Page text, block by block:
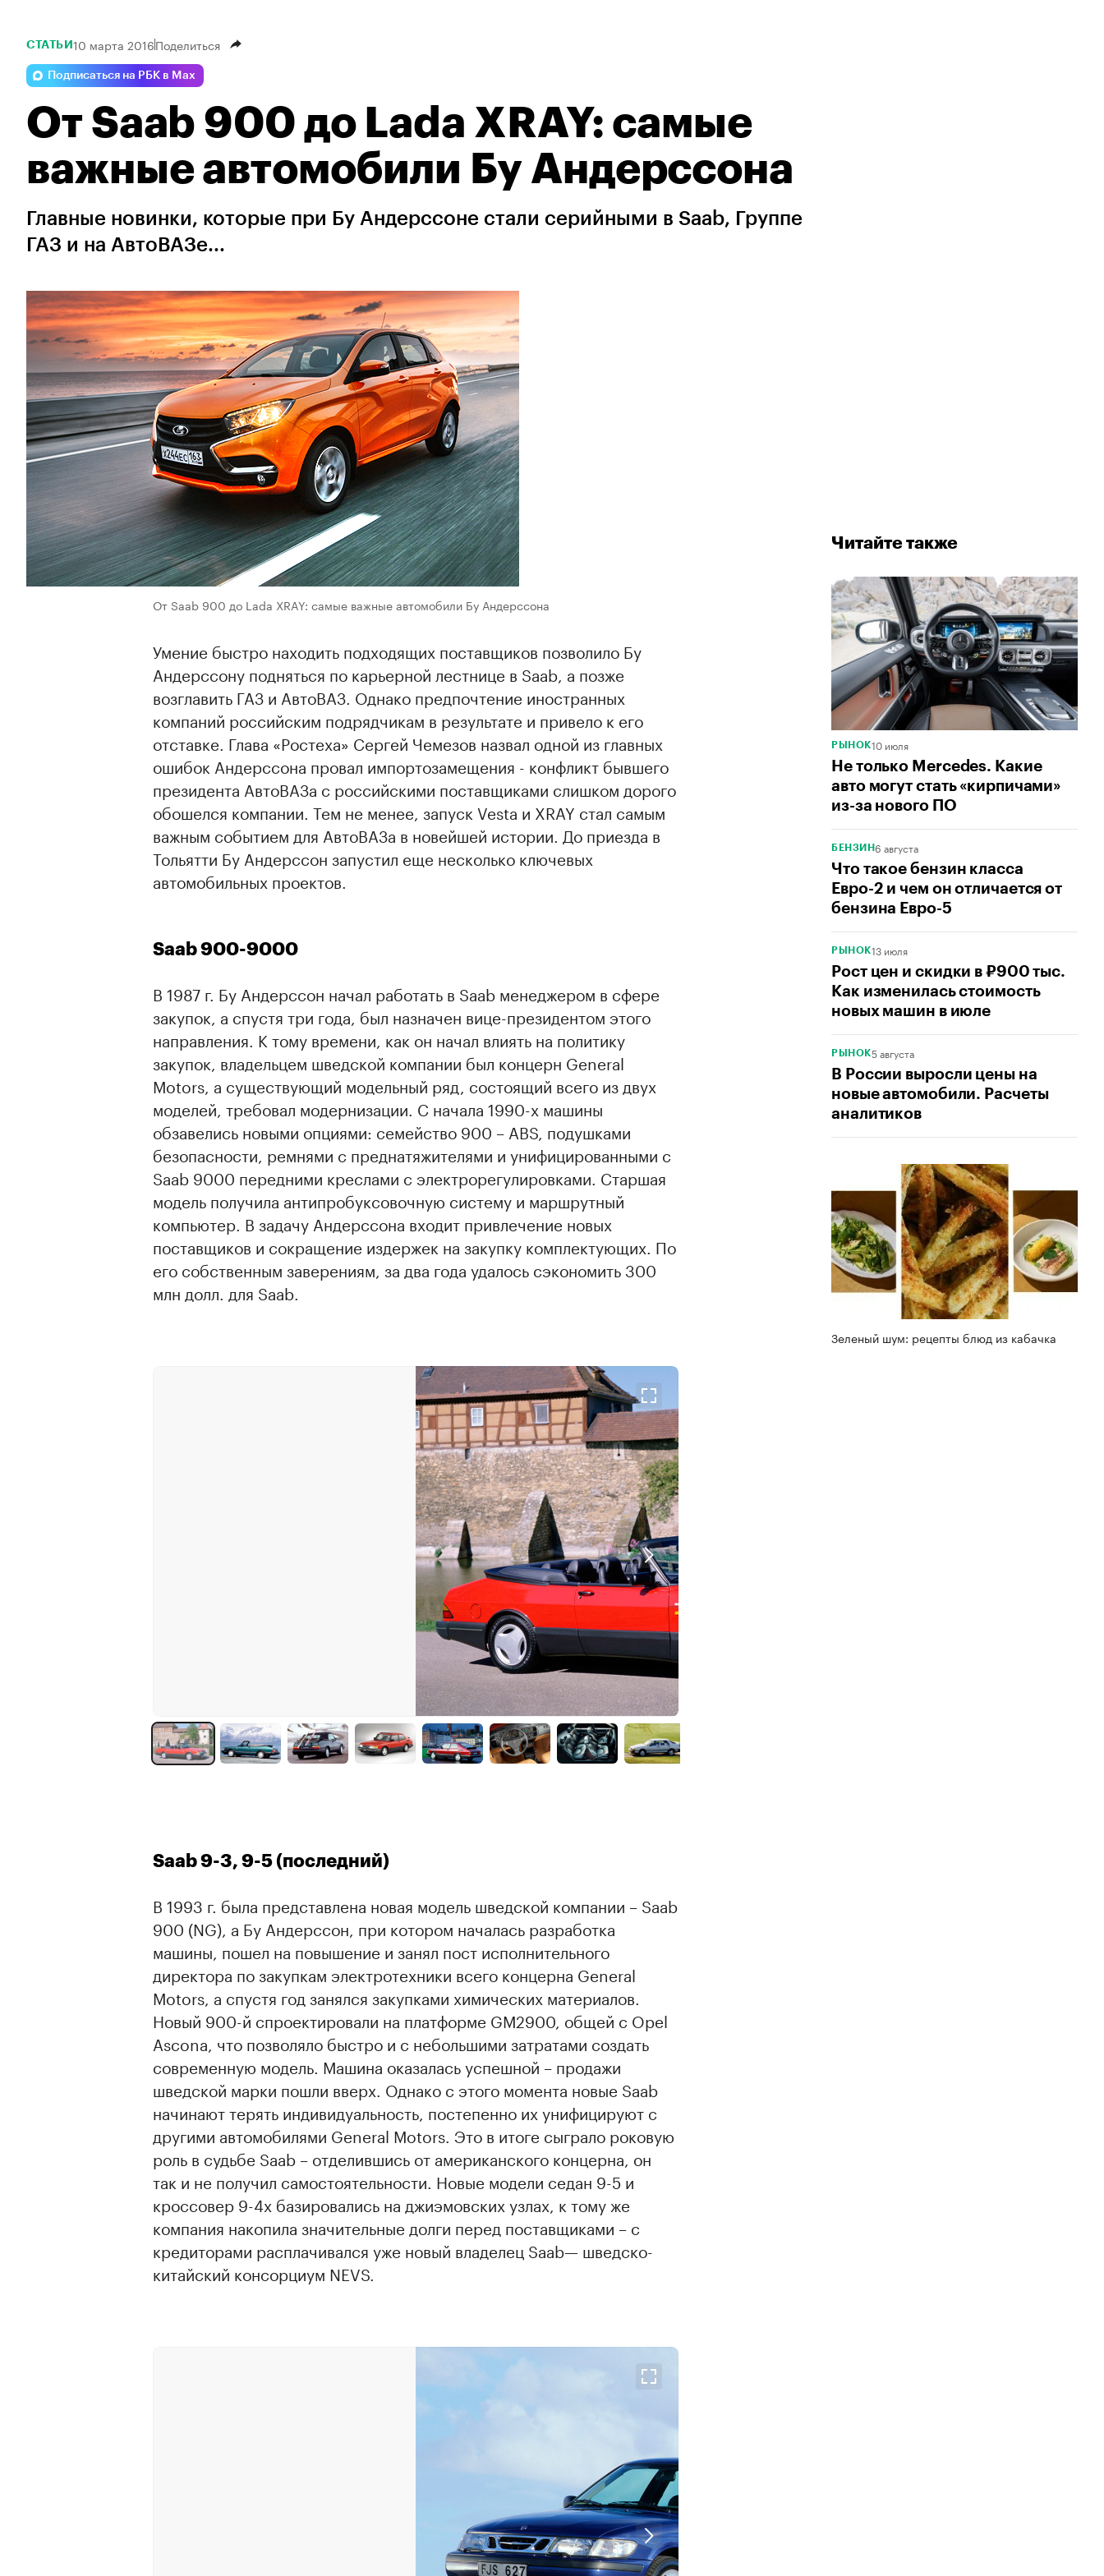
Читайте также
РЫНОК10 июля
Не только Mercedes. Какие
авто могут стать «кирпичами»
из-за нового ПО
БЕНЗИН6 августа
Что такое бензин класса
Евро-2 и чем он отличается от
бензина Евро-5
РЫНОК13 июля
Рост цен и скидки в ₽900 тыс.
Как изменилась стоимость
новых машин в июле
РЫНОК5 августа
В России выросли цены на
новые автомобили. Расчеты
аналитиков
Зеленый шум: рецепты блюд из кабачка
СТАТЬИ 10 марта 2016Поделиться
Подписаться на РБК в Max
От Saab 900 до Lada XRAY: самые
важные автомобили Бу Андерссона
Главные новинки, которые при Бу Андерссоне стали серийными в Saab, Группе
ГАЗ и на АвтоВАЗе...
От Saab 900 до Lada XRAY: самые важные автомобили Бу Андерссона
Умение быстро находить подходящих поставщиков позволило Бу
Андерссону подняться по карьерной лестнице в Saab, а позже
возглавить ГАЗ и АвтоВАЗ. Однако предпочтение иностранных
компаний российским подрядчикам в результате и привело к его
отставке. Глава «Ростеха» Сергей Чемезов назвал одной из главных
ошибок Андерссона провал импортозамещения - конфликт бывшего
президента АвтоВАЗа с российскими поставщиками слишком дорого
обошелся компании. Тем не менее, запуск Vesta и XRAY стал самым
важным событием для АвтоВАЗа в новейшей истории. До приезда в
Тольятти Бу Андерссон запустил еще несколько ключевых
автомобильных проектов.
Saab 900-9000
В 1987 г. Бу Андерссон начал работать в Saab менеджером в сфере
закупок, а спустя три года, был назначен вице-президентом этого
направления. К тому времени, как он начал влиять на политику
закупок, владельцем шведской компании был концерн General
Motors, а существующий модельный ряд, состоящий всего из двух
моделей, требовал модернизации. С начала 1990-х машины
обзавелись новыми опциями: семейство 900 – ABS, подушками
безопасности, ремнями с преднатяжителями и унифицированными с
Saab 9000 передними креслами с электрорегулировками. Старшая
модель получила антипробуксовочную систему и маршрутный
компьютер. В задачу Андерссона входит привлечение новых
поставщиков и сокращение издержек на закупку комплектующих. По
его собственным заверениям, за два года удалось сэкономить 300
млн долл. для Saab.
00:00 00:00
Saab 9-3, 9-5 (последний)
В 1993 г. была представлена новая модель шведской компании – Saab
900 (NG), а Бу Андерссон, при котором началась разработка
машины, пошел на повышение и занял пост исполнительного
директора по закупкам электротехники всего концерна General
Motors, а спустя год занялся закупками химических материалов.
Новый 900-й спроектировали на платформе GM2900, общей с Opel
Ascona, что позволяло быстро и с небольшими затратами создать
современную модель. Машина оказалась успешной – продажи
шведской марки пошли вверх. Однако с этого момента новые Saab
начинают терять индивидуальность, постепенно их унифицируют с
другими автомобилями General Motors. Это в итоге сыграло роковую
роль в судьбе Saab – отделившись от американского концерна, он
так и не получил самостоятельности. Новые модели седан 9-5 и
кроссовер 9-4х базировались на джиэмовских узлах, к тому же
компания накопила значительные долги перед поставщиками – с
кредиторами расплачивался уже новый владелец Saab— шведско-
китайский консорциум NEVS.